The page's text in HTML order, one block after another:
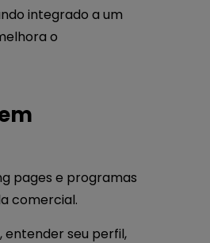
integrado a um
o
pages e programas
comercial.
entender seu perfil,